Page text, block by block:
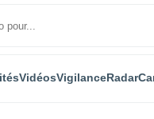
VidéosVigilanceRadar